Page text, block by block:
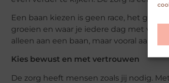
Een baan kiezen is geen race, het gaat
groeien en waar je iedere dag met
alleen aan een baan, maar vooral aan de
Kies bewust en met vertrouwen
De zorg heeft mensen zoals jij nodig.